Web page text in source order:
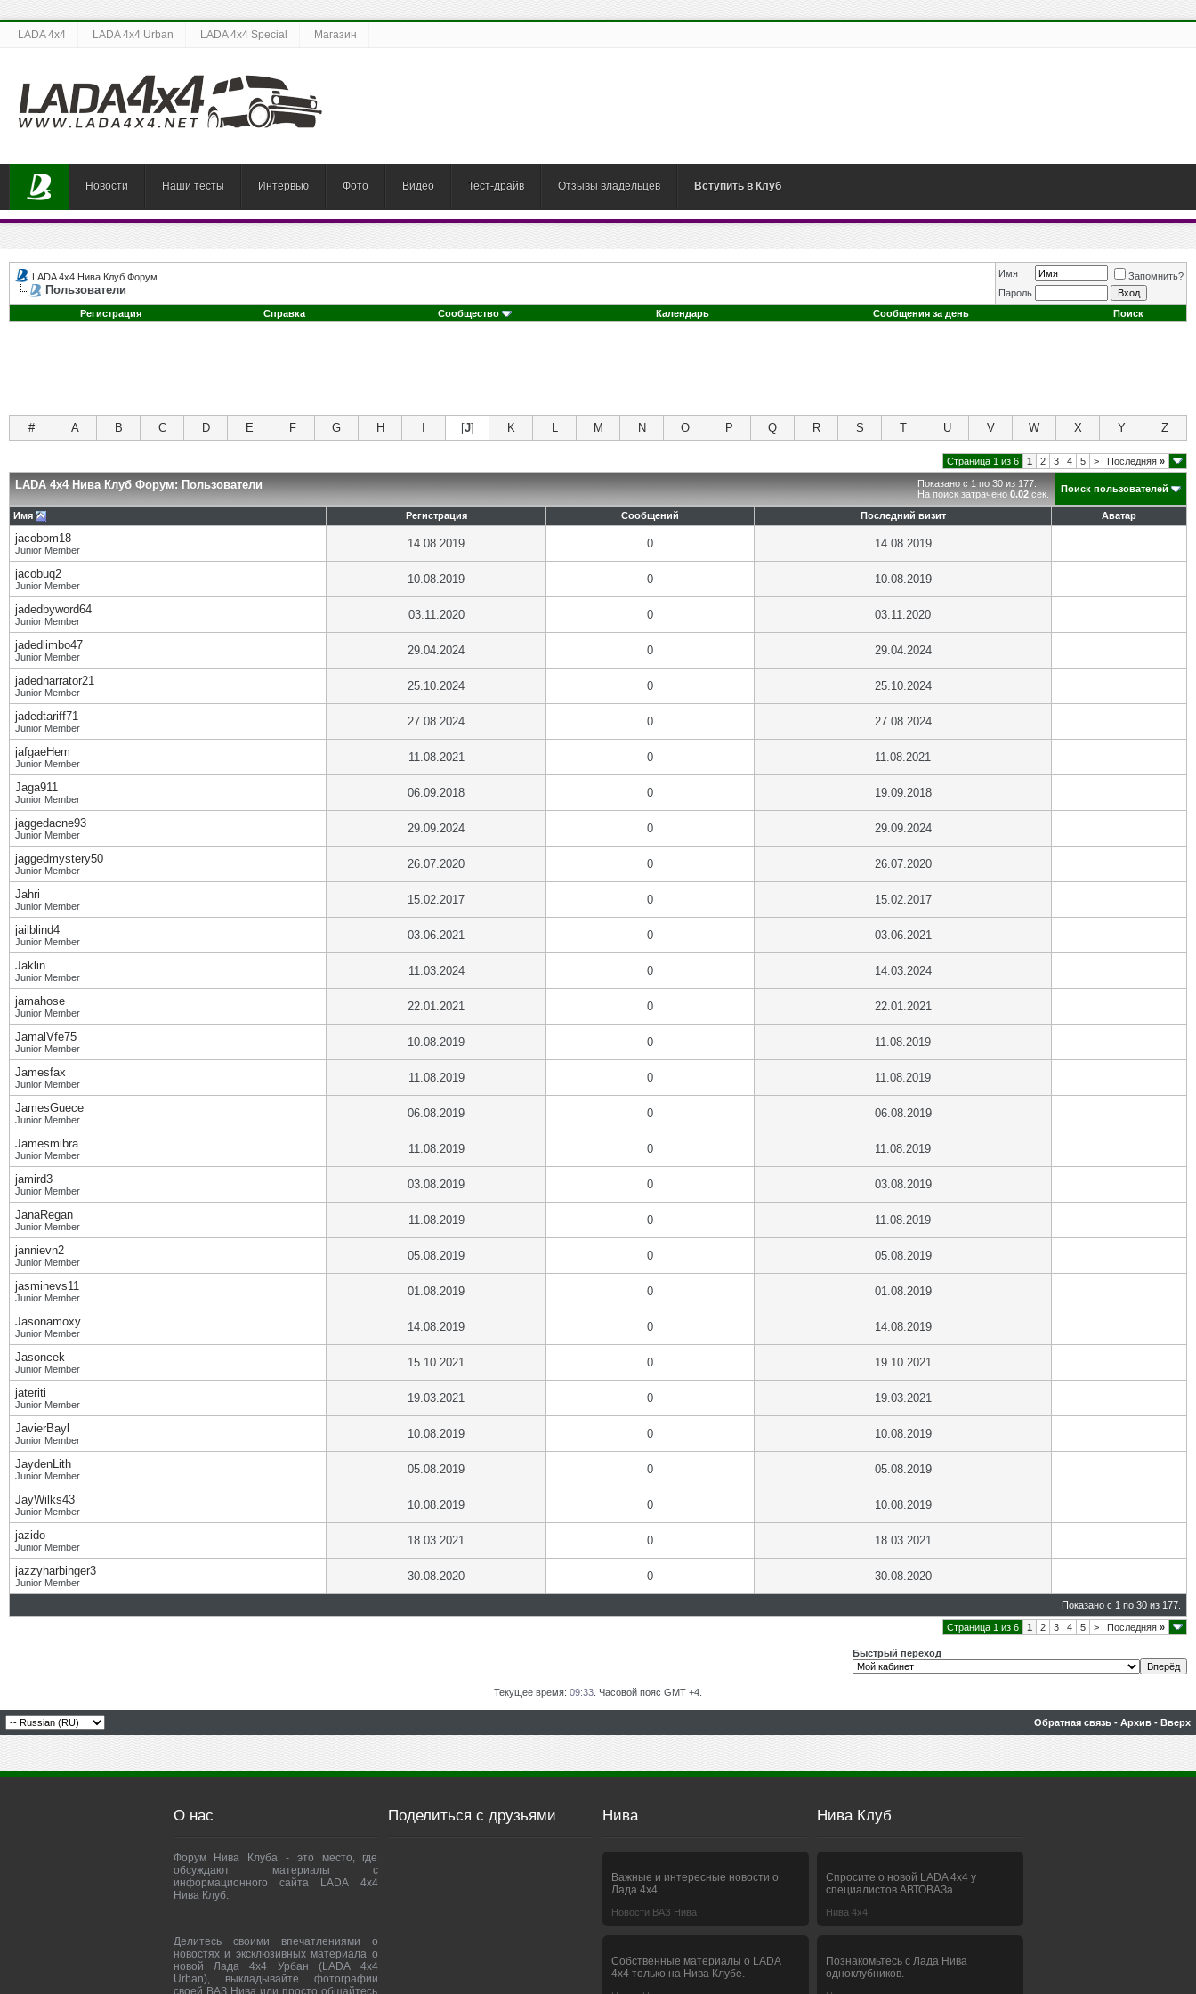
LADA 4x4 LADA 4x4 Urban LADA 4x4 Special Магазин
Новости Наши тесты Интервью Фото Видео Тест-драйв Отзывы владельцев Вступить в Клуб
LADA 4x4 Нива Клуб Форум
Пользователи
Имя
Запомнить?
Пароль
Регистрация
Справка Сообщество Календарь Сообщения за день Поиск
# A B C D E F G H [J] K L M N O P Q R S T U V W X Y Z
Страница 1 из 6 1 2 3 4 5 > Последняя »
Показано с 1 по 30 из 177.
На поиск затрачено 0.02 сек.
LADA 4x4 Нива Клуб Форум: Пользователи Поиск пользователей
Имя Регистрация Сообщений Последний визит Аватар
jacobom18
Junior Member 14.08.2019 0 14.08.2019
jacobuq2
Junior Member 10.08.2019 0 10.08.2019
jadedbyword64
Junior Member 03.11.2020 0 03.11.2020
jadedlimbo47
Junior Member 29.04.2024 0 29.04.2024
jadednarrator21
Junior Member 25.10.2024 0 25.10.2024
jadedtariff71
Junior Member 27.08.2024 0 27.08.2024
jafgaeHem
Junior Member 11.08.2021 0 11.08.2021
Jaga911
Junior Member 06.09.2018 0 19.09.2018
jaggedacne93
Junior Member 29.09.2024 0 29.09.2024
jaggedmystery50
Junior Member 26.07.2020 0 26.07.2020
Jahri
Junior Member 15.02.2017 0 15.02.2017
jailblind4
Junior Member 03.06.2021 0 03.06.2021
Jaklin
Junior Member 11.03.2024 0 14.03.2024
jamahose
Junior Member 22.01.2021 0 22.01.2021
JamalVfe75
Junior Member 10.08.2019 0 11.08.2019
Jamesfax
Junior Member 11.08.2019 0 11.08.2019
JamesGuece
Junior Member 06.08.2019 0 06.08.2019
Jamesmibra
Junior Member 11.08.2019 0 11.08.2019
jamird3
Junior Member 03.08.2019 0 03.08.2019
JanaRegan
Junior Member 11.08.2019 0 11.08.2019
jannievn2
Junior Member 05.08.2019 0 05.08.2019
jasminevs11
Junior Member 01.08.2019 0 01.08.2019
Jasonamoxy
Junior Member 14.08.2019 0 14.08.2019
Jasoncek
Junior Member 15.10.2021 0 19.10.2021
jateriti
Junior Member 19.03.2021 0 19.03.2021
JavierBayl
Junior Member 10.08.2019 0 10.08.2019
JaydenLith
Junior Member 05.08.2019 0 05.08.2019
JayWilks43
Junior Member 10.08.2019 0 10.08.2019
jazido
Junior Member 18.03.2021 0 18.03.2021
jazzyharbinger3
Junior Member 30.08.2020 0 30.08.2020
Показано с 1 по 30 из 177.
Страница 1 из 6 1 2 3 4 5 > Последняя »
Быстрый переход
Текущее время: 09:33 . Часовой пояс GMT +4.
Обратная связь - Архив - Вверх
О нас
Форум Нива Клуба - это место, где
обсуждают материалы с
информационного сайта LADA 4x4
Нива Клуб.
Делитесь своими впечатлениями о
новостях и эксклюзивных материала о
новой Лада 4х4 Урбан (LADA 4x4
Urban), выкладывайте фотографии
своей ВАЗ Нива или просто общайтесь
Поделиться с друзьями Нива
Важные и интересные новости о
Лада 4х4.
Новости ВАЗ Нива
Собственные материалы о LADA
4x4 только на Нива Клубе.
Нива Клуб
Спросите о новой LADA 4x4 у
специалистов АВТОВАЗа.
Нива 4х4
Познакомьтесь с Лада Нива
одноклубников.